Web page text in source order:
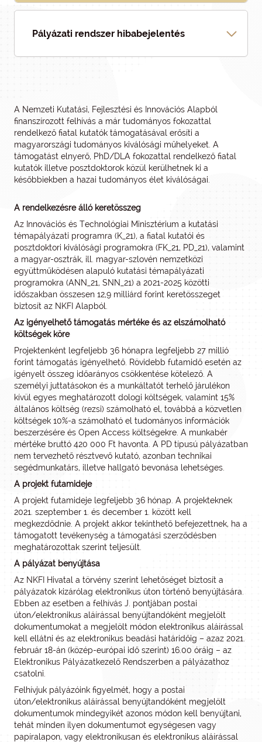
Pályázati rendszer hibabejelentés
A Nemzeti Kutatási, Fejlesztési és Innovációs Alapból
finanszírozott felhívás a már tudományos fokozattal
rendelkező fiatal kutatók támogatásával erősíti a
magyarországi tudományos kiválósági műhelyeket. A
támogatást elnyerő, PhD/DLA fokozattal rendelkező fiatal
kutatók illetve posztdoktorok közül kerülhetnek ki a
későbbiekben a hazai tudományos élet kiválóságai.
A rendelkezésre álló keretösszeg
Az Innovációs és Technológiai Minisztérium a kutatási
témapályázati programra (K_21), a fiatal kutatói és
posztdoktori kiválósági programokra (FK_21, PD_21), valamint
a magyar-osztrák, ill. magyar-szlovén nemzetközi
együttműködésen alapuló kutatási témapályázati
programokra (ANN_21, SNN_21) a 2021-2025 közötti
időszakban összesen 12,9 milliárd forint keretösszeget
biztosít az NKFI Alapból.
Az igényelhető támogatás mértéke és az elszámolható
költségek köre
Projektenként legfeljebb 36 hónapra legfeljebb 27 millió
forint támogatás igényelhető. Rövidebb futamidő esetén az
igényelt összeg időarányos csökkentése kötelező. A
személyi juttatásokon és a munkáltatót terhelő járulékon
kívül egyes meghatározott dologi költségek, valamint 15%
általános költség (rezsi) számolható el, továbbá a közvetlen
költségek 10%-a számolható el tudományos információk
beszerzésére és Open Access költségekre. A munkabér
mértéke bruttó 420 000 Ft havonta. A PD típusú pályázatban
nem tervezhető résztvevő kutató, azonban technikai
segédmunkatárs, illetve hallgató bevonása lehetséges.
A projekt futamideje
A projekt futamideje legfeljebb 36 hónap. A projekteknek
2021. szeptember 1. és december 1. között kell
megkezdődnie. A projekt akkor tekinthető befejezettnek, ha a
támogatott tevékenység a támogatási szerződésben
meghatározottak szerint teljesült.
A pályázat benyújtása
Az NKFI Hivatal a törvény szerint lehetőséget biztosít a
pályázatok kizárólag elektronikus úton történő benyújtására.
Ebben az esetben a felhívás J. pontjában postai
úton/elektronikus aláírással benyújtandóként megjelölt
dokumentumokat a megjelölt módon elektronikus aláírással
kell ellátni és az elektronikus beadási határidőig – azaz 2021.
február 18-án (közép-európai idő szerint) 16.00 óráig – az
Elektronikus Pályázatkezelő Rendszerben a pályázathoz
csatolni.
Felhívjuk pályázóink figyelmét, hogy a postai
úton/elektronikus aláírással benyújtandóként megjelölt
dokumentumok mindegyikét azonos módon kell benyújtani,
tehát minden ilyen dokumentumot egységesen vagy
papíralapon, vagy elektronikusan és elektronikus aláírással